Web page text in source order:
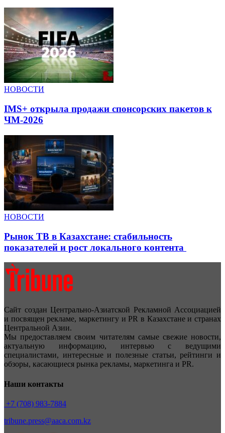
НОВОСТИ
IMS+ открыла продажи спонсорских пакетов к
ЧМ-2026
НОВОСТИ
Рынок ТВ в Казахстане: стабильность
показателей и рост локального контента
Сайт создан Центрально-Азиатской Рекламной Ассоциацией
и посвящен рекламе, маркетингу и PR в Казахстане и странах
Центральной Азии.
Мы предоставляем своим читателям самые свежие новости,
актуальную информацию, интервью с ведущими
специалистами, интересные и полезные статьи, рейтинги и
обзоры, касающиеся рынка рекламы, маркетинга и PR.
Наши контакты
+7 (708) 983-7884
tribune.press@aaca.com.kz